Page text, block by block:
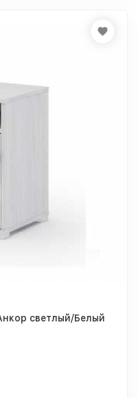
светлый/Белый